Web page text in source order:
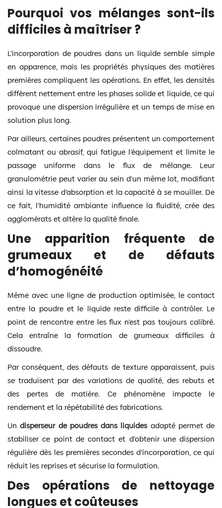
Pourquoi vos mélanges sont-ils
difficiles à maîtriser ?
L’incorporation de poudres dans un liquide semble simple
en apparence, mais les propriétés physiques des matières
premières compliquent les opérations. En effet, les densités
diffèrent nettement entre les phases solide et liquide, ce qui
provoque une dispersion irrégulière et un temps de mise en
solution plus long.
Par ailleurs, certaines poudres présentent un comportement
colmatant ou abrasif, qui fatigue l’équipement et limite le
passage uniforme dans le flux de mélange. Leur
granulométrie peut varier au sein d’un même lot, modifiant
ainsi la vitesse d’absorption et la capacité à se mouiller. De
ce fait, l’humidité ambiante influence la fluidité, crée des
agglomérats et altère la qualité finale.
Une apparition fréquente de
grumeaux et de défauts
d’homogénéité
Même avec une ligne de production optimisée, le contact
entre la poudre et le liquide reste difficile à contrôler. Le
point de rencontre entre les flux n’est pas toujours calibré.
Cela entraîne la formation de grumeaux difficiles à
dissoudre.
Par conséquent, des défauts de texture apparaissent, puis
se traduisent par des variations de qualité, des rebuts et
des pertes de matière. Ce phénomène impacte le
rendement et la répétabilité des fabrications.
Undisperseur de poudres dans liquidesadapté permet de
stabiliser ce point de contact et d’obtenir une dispersion
régulière dès les premières secondes d’incorporation, ce qui
réduit les reprises et sécurise la formulation.
Des opérations de nettoyage
longues et coûteuses